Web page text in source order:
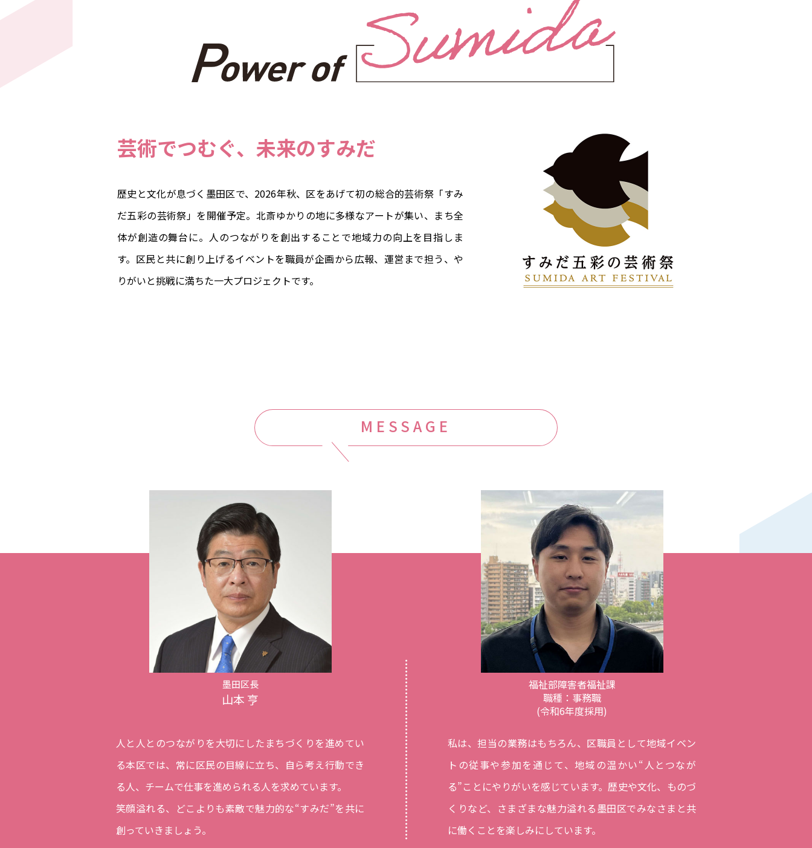
芸術でつむぐ、未来のすみだ
歴史と文化が息づく墨田区で、2026年秋、区をあげて初の総合的芸術祭「すみ
だ五彩の芸術祭」を開催予定。北斎ゆかりの地に多様なアートが集い、まち全
体が創造の舞台に。人のつながりを創出することで地域力の向上を目指しま
す。区民と共に創り上げるイベントを職員が企画から広報、運営まで担う、や
りがいと挑戦に満ちた一大プロジェクトです。
MESSAGE
墨田区長
山本 亨
人と人とのつながりを大切にしたまちづくりを進めてい
る本区では、常に区民の目線に立ち、自ら考え行動でき
る人、チームで仕事を進められる人を求めています。
笑顔溢れる、どこよりも素敵で魅力的な“すみだ”を共に
創っていきましょう。
福祉部障害者福祉課
職種：事務職
(令和6年度採用)
私は、担当の業務はもちろん、区職員として地域イベン
トの従事や参加を通じて、地域の温かい“人とつなが
る”ことにやりがいを感じています。歴史や文化、ものづ
くりなど、さまざまな魅力溢れる墨田区でみなさまと共
に働くことを楽しみにしています。